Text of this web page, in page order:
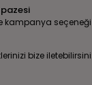
kampanya seçeneği
bize